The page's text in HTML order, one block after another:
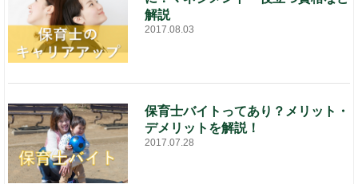
解説
2017.08.03
保育士バイトってあり？メリット・
デメリットを解説！
2017.07.28